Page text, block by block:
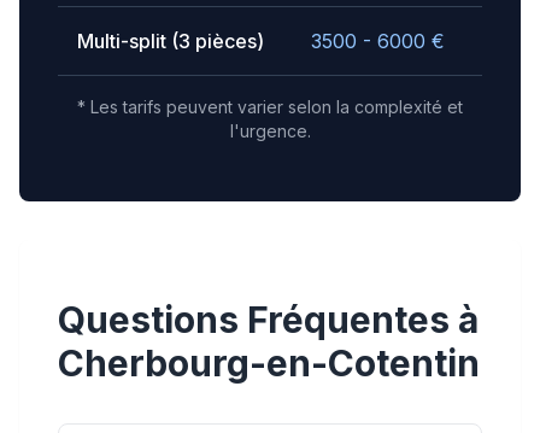
Multi-split (3 pièces) 3500 - 6000 €
* Les tarifs peuvent varier selon la complexité et
l'urgence.
Questions Fréquentes à
Cherbourg-en-Cotentin